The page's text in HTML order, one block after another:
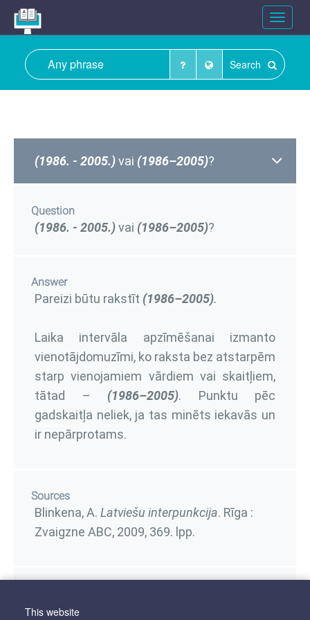
Toggle
Search
(1986. - 2005.)vai (1986–2005)?
Question
(1986. - 2005.)vai (1986–2005)?
Answer
Pareizi būtu rakstīt (1986–2005).
Laika intervāla apzīmēšanai izmanto
vienotājdomuzīmi, ko raksta bez atstarpēm
starp vienojamiem vārdiem vai skaitļiem,
tātad – (1986–2005). Punktu pēc
gadskaitļa neliek, ja tas minēts iekavās un
ir nepārprotams.
Sources
Blinkena, A. Latviešu interpunkcija. Rīga :
Zvaigzne ABC, 2009, 369. lpp.
This website